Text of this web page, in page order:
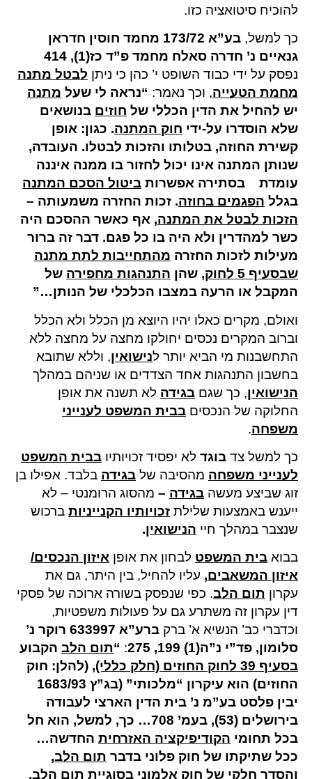
להוכיח סיטואציה כזו.
כך למשל,
בע”א 173/72 מחמד חוסין חדראן
גנאיים נ’ חדרה סאלח מחמד פ”ד כז(1), 414
נפסק על ידי כבוד השופט י’ כהן כי ניתן לבטל מתנה
מחמת הטעייה, וכך נאמר: “נראה לי שעל מתנה
יש להחיל את הדין הכללי של חוזים בנושאים
שלא הוסדרו על-ידי חוק המתנה. כגון: אופן
קשירת החוזה, בטלותו והזכות לבטלו. העובדה,
שנותן המתנה אינו יכול לחזור בו ממנה איננה
עומדת בסתירה אפשרות ביטול הסכם המתנה
בגלל הפגמים בחוזה. זכות החזרה משמעותה –
הזכות לבטל את המתנה, אף כאשר ההסכם היה
כשר למהדרין ולא היה בו כל פגם. דבר זה ברור
מעילות לזכות החזרה מהתחייבות לתת מתנה
שבסעיף 5 לחוק
, שהן התנהגות מחפירה של
המקבל או הרעה במצבו הכלכלי של הנותן…”
ואולם, מקרים כאלו יהיו היוצא מן הכלל ולא הכלל
וברוב המקרים נכסים יחולקו מחצה על מחצה ללא
התחשבנות מי הביא יותר לנישואין, וללא שתובא
בחשבון התנהגות אחד הצדדים או שניהם במהלך
הנישואין, כך שגם בגידה לא תשנה את אופן
החלוקה של הנכסים בבית המשפט לענייני
משפחה.
כך למשל צד בוגד לא יפסיד זכויותיו בבית המשפט
לענייני משפחה מהסיבה של בגידה בלבד. אפילו בן
זוג שביצע מעשה בגידה – מהסוג הרומנטי – לא
ייענש באמצעות שלילת זכויותיו הקנייניות ברכוש
שנצבר במהלך חיי הנישואין.
בבוא בית המשפט לבחון את אופן איזון הנכסים/
איזון המשאבים, עליו להחיל, בין היתר, גם את
עקרון תום הלב. כפי שנפסק בשורה ארוכה של פסקי
דין עקרון זה משתרע גם על פעולות משפטיות,
וכדברי כב’ הנשיא א’ ברק
ברע”א 633997 רוקר נ’
סלומון, פד”י נ”ה(1) 199, 275
:
“תום הלב הקבוע
בסעיף 39 לחוק החוזים (חלק כללי)
, (להלן: חוק
החוזים) הוא עיקרון “מלכותי” (בג”ץ 1683/93
יבין פלסט בע”מ נ’ בית הדין הארצי לעבודה
בירושלים (53), בעמ’ 708… כך, למשל, הוא חל
בכל תחומי הקודיפיקציה האזרחית החדשה…
ככל שתיקתו של חוק פלוני בדבר תום הלב,
והסדר חלקי של חוק אלמוני בסוגיית תום הלב,